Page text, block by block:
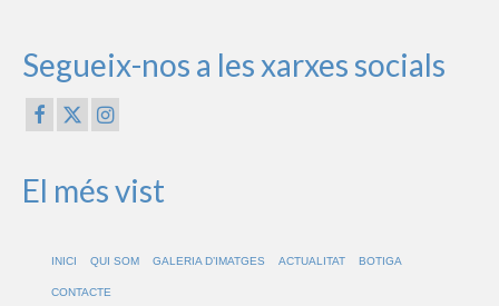
Segueix-nos a les xarxes socials
El més vist
INICI QUI SOM GALERIA D’IMATGES ACTUALITAT BOTIGA
CONTACTE